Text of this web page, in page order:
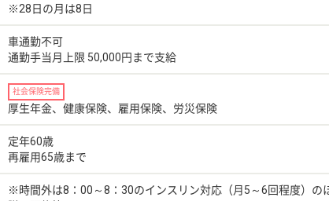
※28日の月は8日
車通勤不可
通勤手当月上限 50,000円まで支給
社会保険完備
厚生年金、健康保険、雇用保険、労災保険
定年60歳
再雇用65歳まで
※時間外は8：00～8：30のインスリン対応（月5～6回程度）の